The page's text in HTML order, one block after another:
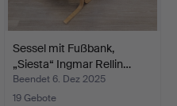
Sessel mit Fußbank,
„Siesta“ Ingmar Rellin…
Beendet 6. Dez 2025
19 Gebote